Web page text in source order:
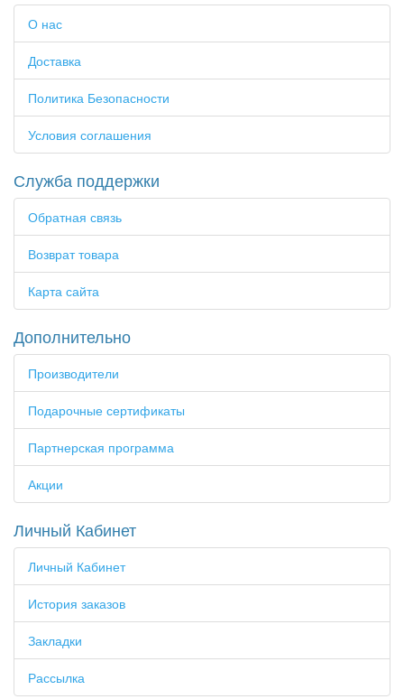
О нас
Доставка
Политика Безопасности
Условия соглашения
Служба поддержки
Обратная связь
Возврат товара
Карта сайта
Дополнительно
Производители
Подарочные сертификаты
Партнерская программа
Акции
Личный Кабинет
Личный Кабинет
История заказов
Закладки
Рассылка